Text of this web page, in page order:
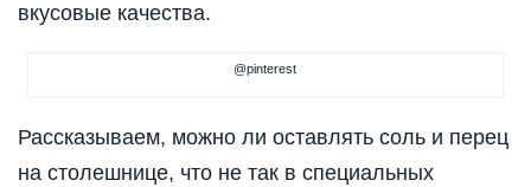
вкусовые качества.
@pinterest
Рассказываем, можно ли оставлять соль и перец
на столешнице, что не так в специальных